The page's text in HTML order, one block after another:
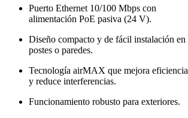
Puerto Ethernet 10/100 Mbps con
alimentación PoE pasiva (24 V).
Diseño compacto y de fácil instalación en
postes o paredes.
Tecnología airMAX que mejora eficiencia
y reduce interferencias.
Funcionamiento robusto para exteriores.